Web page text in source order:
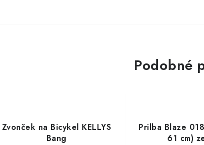
Podobné
Zvonček na Bicykel KELLYS
Bang
Prilba Blaze
61 cm)